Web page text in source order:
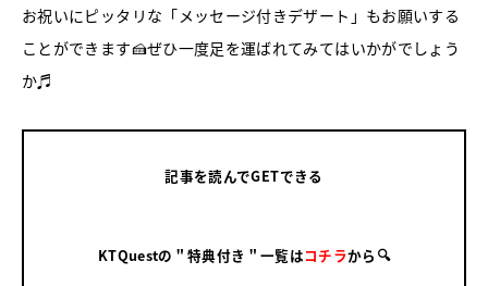
お祝いにピッタリな「メッセージ付きデザート」もお願いする
ことができます🍰ぜひ一度足を運ばれてみてはいかがでしょう
か♬
記事を読んでGETできる
KTQuestの＂特典付き＂一覧はコチラから🔍